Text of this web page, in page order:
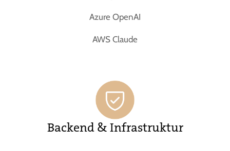
Azure OpenAI
AWS Claude
Backend & Infrastruktur